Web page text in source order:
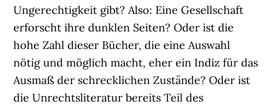
Ungerechtigkeit gibt? Also: Eine Gesellschaft
erforscht ihre dunklen Seiten? Oder ist die
hohe Zahl dieser Bücher, die eine Auswahl
nötig und möglich macht, eher ein Indiz für das
Ausmaß der schrecklichen Zustände? Oder ist
die Unrechtsliteratur bereits Teil des